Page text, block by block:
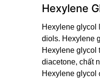
Hexylene
Hexylene glycol
diols. Hexylene
Hexylene glycol
diacetone, chất
Hexylene glycol